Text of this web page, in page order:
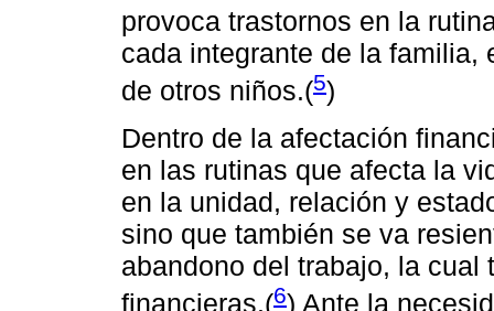
provoca trastornos en la
cada integrante de la familia,
de otros niños.(5)
Dentro de la afectación
en las rutinas que afecta la
en la unidad, relación y
sino que también se va
abandono del trabajo, la
financieras.(6) Ante la